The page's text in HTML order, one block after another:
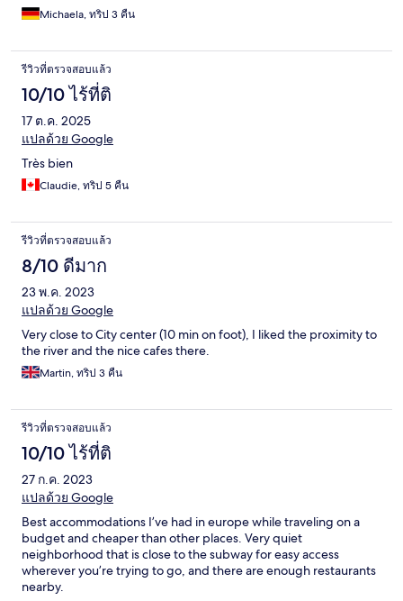
Michaela, ทริป 3 คืน
รีวิวที่ตรวจสอบแล้ว
10/10 ไร้ที่ติ
17 ต.ค. 2025
แปลด้วย Google
Très bien
Claudie, ทริป 5 คืน
รีวิวที่ตรวจสอบแล้ว
8/10 ดีมาก
23 พ.ค. 2023
แปลด้วย Google
Very close to City center (10 min on foot), I liked the proximity to
the river and the nice cafes there.
Martin, ทริป 3 คืน
รีวิวที่ตรวจสอบแล้ว
10/10 ไร้ที่ติ
27 ก.ค. 2023
แปลด้วย Google
Best accommodations I’ve had in europe while traveling on a
budget and cheaper than other places. Very quiet
neighborhood that is close to the subway for easy access
wherever you’re trying to go, and there are enough restaurants
nearby.